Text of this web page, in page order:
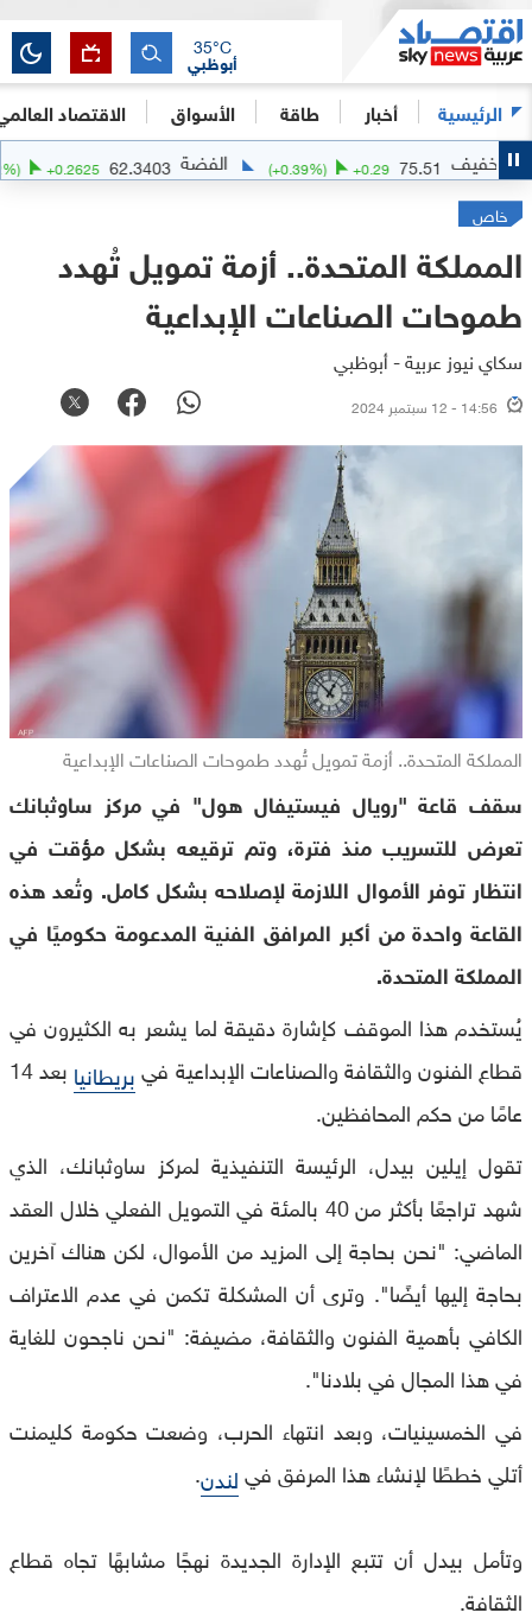
الرئيسية أخبار طاقة الأسواق الاقتصاد
أبوظبي
35°C
+0.29
(+ 0.39%) الفضة 62.3403
+0.2625
(+0.42%)
خاص
المملكة المتحدة.. أزمة تمويل تُهدد
طموحات الصناعات الإبداعية
سكاي نيوز عربية - أبوظبي
14:56 - 12 سبتمبر 2024
المملكة المتحدة.. أزمة تمويل تُهدد طموحات الصناعات الإبداعية
سقف قاعة "رويال فيستيفال هول" في مركز ساوثبانك
تعرض للتسريب منذ فترة، وتم ترقيعه بشكل مؤقت في
انتظار توفر الأموال اللازمة لإصلاحه بشكل كامل. وتُعد هذه
القاعة واحدة من أكبر المرافق الفنية المدعومة حكوميًا في
المملكة المتحدة.
يُستخدم هذا الموقف كإشارة دقيقة لما يشعر به الكثيرون في
قطاع الفنون والثقافة والصناعات الإبداعية فيبريطانيا
بعد 14
عامًا من حكم المحافظين.
تقول إيلين بيدل، الرئيسة التنفيذية لمركز ساوثبانك، الذي
شهد تراجعًا بأكثر من 40 بالمئة في التمويل الفعلي خلال العقد
الماضي: "نحن بحاجة إلى المزيد من الأموال، لكن هناك آخرين
بحاجة إليها أيضًا". وترى أن المشكلة تكمن في عدم الاعتراف
الكافي بأهمية الفنون والثقافة، مضيفة: "نحن ناجحون للغاية
في هذا المجال في بلادنا".
في الخمسينيات، وبعد انتهاء الحرب، وضعت حكومة كليمنت
أتلي خططًا لإنشاء هذا المرفق فيلندن.
وتأمل بيدل أن تتبع الإدارة الجديدة نهجًا مشابهًا تجاه قطاع
الثقافة.